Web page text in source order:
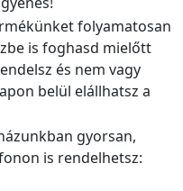
folyamatosan
is foghasd mielőtt
és nem vagy
belül elállhatsz a
gyorsan,
is rendelhetsz: